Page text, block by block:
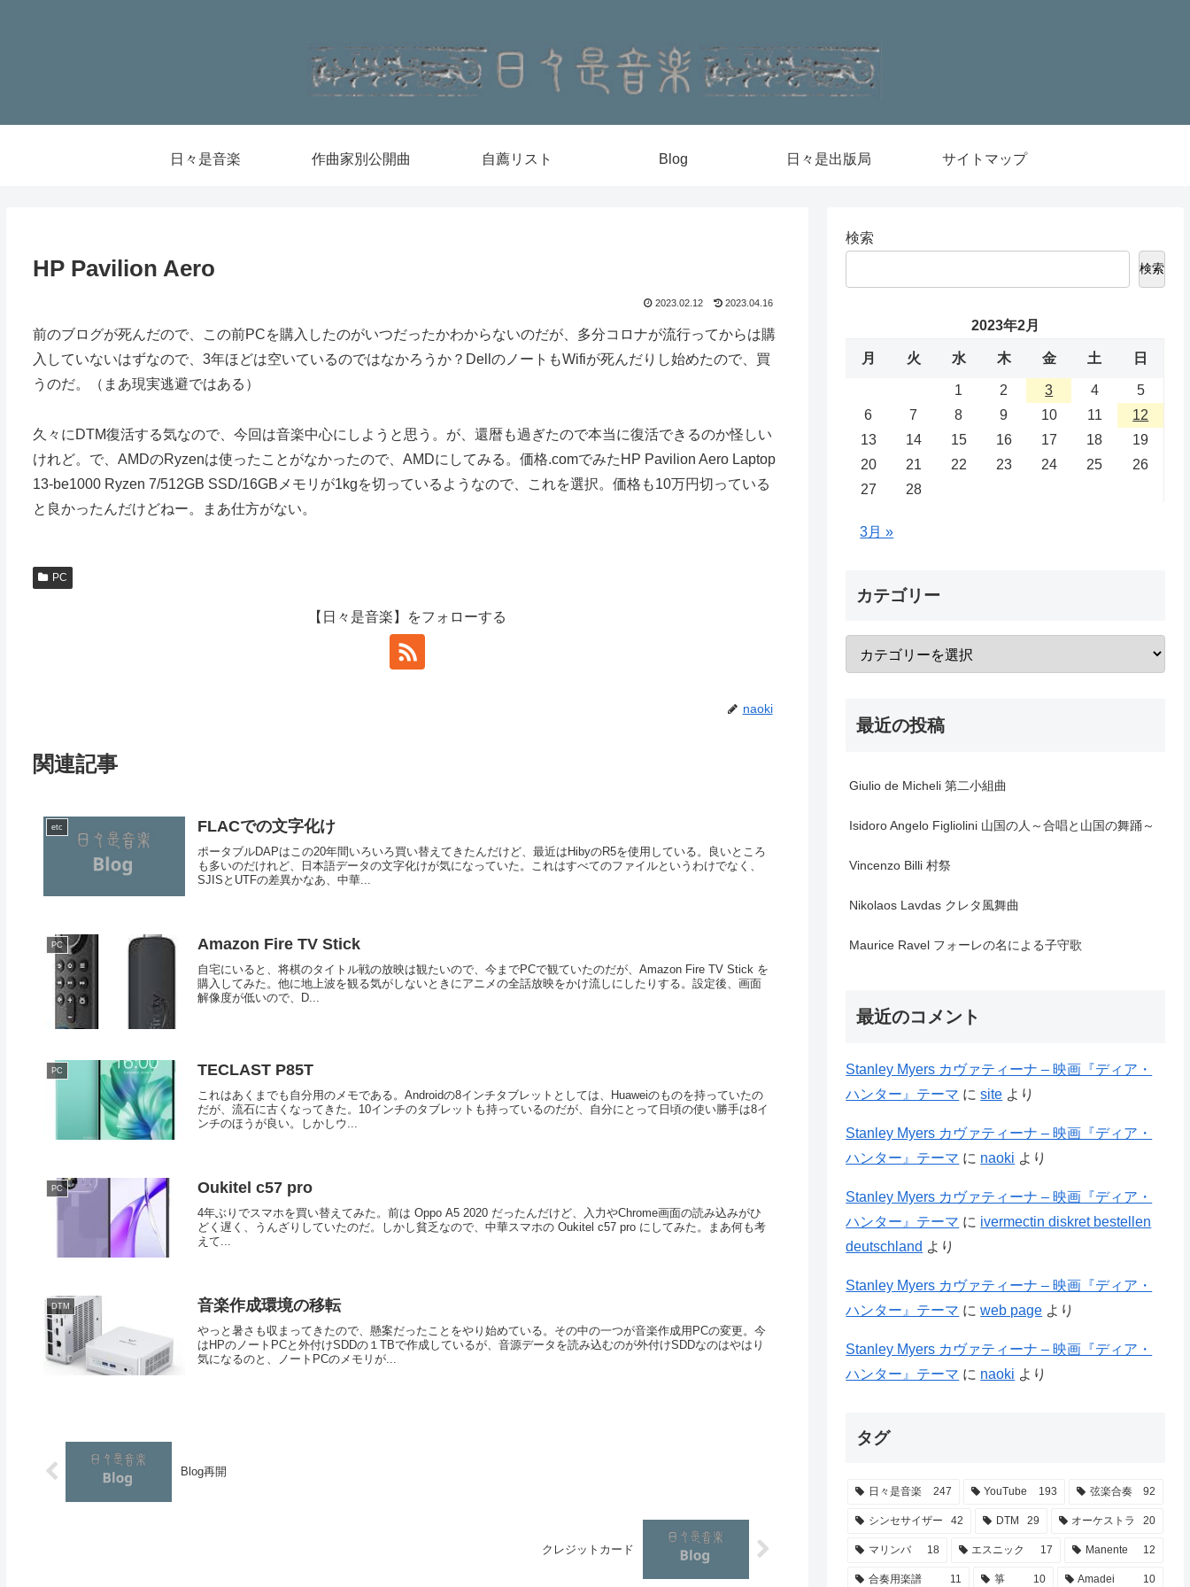
日々是音楽 作曲家別公開曲 自薦リスト Blog 日々是出版局 サイトマップ
HP Pavilion Aero
2023.02.12 2023.04.16
前のブログが死んだので、この前PCを購入したのがいつだったかわからないのだが、多分コロナが流行ってからは購
入していないはずなので、3年ほどは空いているのではなかろうか？DellのノートもWifiが死んだりし始めたので、買
うのだ。（まあ現実逃避ではある）
久々にDTM復活する気なので、今回は音楽中心にしようと思う。が、還暦も過ぎたので本当に復活できるのか怪しい
けれど。で、AMDのRyzenは使ったことがなかったので、AMDにしてみる。価格.comでみたHP Pavilion Aero Laptop
13-be1000 Ryzen 7/512GB SSD/16GBメモリが1kgを切っているようなので、これを選択。価格も10万円切っている
と良かったんだけどねー。まあ仕方がない。
PC
【日々是音楽】をフォローする
naoki
関連記事
etc FLACでの文字化け
ポータブルDAPはこの20年間いろいろ買い替えてきたんだけど、最近はHibyのR5を使用している。良いところ
も多いのだけれど、日本語データの文字化けが気になっていた。これはすべてのファイルというわけでなく、
SJISとUTFの差異かなあ、中華...
PC Amazon Fire TV Stick
自宅にいると、将棋のタイトル戦の放映は観たいので、今までPCで観ていたのだが、Amazon Fire TV Stick を
購入してみた。他に地上波を観る気がしないときにアニメの全話放映をかけ流しにしたりする。設定後、画面
解像度が低いので、D...
PC TECLAST P85T
これはあくまでも自分用のメモである。Androidの8インチタブレットとしては、Huaweiのものを持っていたの
だが、流石に古くなってきた。10インチのタブレットも持っているのだが、自分にとって日頃の使い勝手は8イ
ンチのほうが良い。しかしウ...
PC Oukitel c57 pro
4年ぶりでスマホを買い替えてみた。前は Oppo A5 2020 だったんだけど、入力やChrome画面の読み込みがひ
どく遅く、うんざりしていたのだ。しかし貧乏なので、中華スマホの Oukitel c57 pro にしてみた。まあ何も考
えて...
DTM 音楽作成環境の移転
やっと暑さも収まってきたので、懸案だったことをやり始めている。その中の一つが音楽作成用PCの変更。今
はHPのノートPCと外付けSDDの１TBで作成しているが、音源データを読み込むのが外付けSDDなのはやはり
気になるのと、ノートPCのメモリが...
Blog再開
クレジットカード
検索
検索
2023年2月
月 火 水 木 金 土 日
1 2 3 4
5
6
7 8 9 10 11
12
13
14 15 16 17 18
19
20
21 22 23 24 25
26
27
28
3月 »
カテゴリー
最近の投稿
Giulio de Micheli 第二小組曲
Isidoro Angelo Figliolini 山国の人～合唱と山国の舞踊～
Vincenzo Billi 村祭
Nikolaos Lavdas クレタ風舞曲
Maurice Ravel フォーレの名による子守歌
最近のコメント
Stanley Myers カヴァティーナ – 映画『ディア・
ハンター』テーマ にsite より
Stanley Myers カヴァティーナ – 映画『ディア・
ハンター』テーマ に naoki より
Stanley Myers カヴァティーナ – 映画『ディア・
ハンター』テーマ に ivermectin diskret bestellen
deutschland より
Stanley Myers カヴァティーナ – 映画『ディア・
ハンター』テーマ にweb page より
Stanley Myers カヴァティーナ – 映画『ディア・
ハンター』テーマ に naoki より
タグ
日々是音楽 247 YouTube 193 弦楽合奏 92
シンセサイザー 42 DTM 29 オーケストラ 20
マリンバ 18 エスニック 17 Manente 12
合奏用楽譜 11 箏 10 Amadei 10